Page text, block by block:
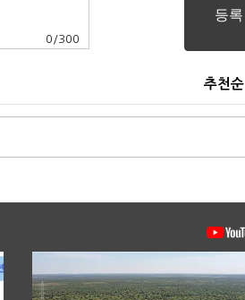
0 /300
추천순